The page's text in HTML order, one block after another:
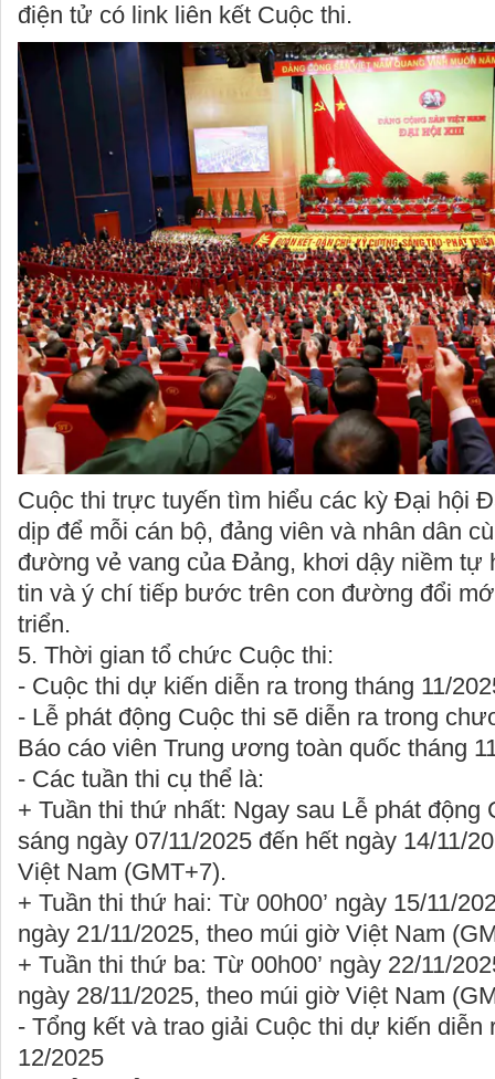
điện tử có link liên kết Cuộc thi.
Cuộc thi trực tuyến tìm hiểu các kỳ Đại hội
dịp để mỗi cán bộ, đảng viên và nhân dân
đường vẻ vang của Đảng, khơi dậy niềm tự
tin và ý chí tiếp bước trên con đường đổi
triển.
5. Thời gian tổ chức Cuộc thi:
- Cuộc thi dự kiến diễn ra trong tháng 11/
- Lễ phát động Cuộc thi sẽ diễn ra trong
Báo cáo viên Trung ương toàn quốc tháng
- Các tuần thi cụ thể là:
+ Tuần thi thứ nhất: Ngay sau Lễ phát động
sáng ngày 07/11/2025 đến hết ngày 14/11/
Việt Nam (GMT+7).
+ Tuần thi thứ hai: Từ 00h00’ ngày 15/11/
ngày 21/11/2025, theo múi giờ Việt Nam
+ Tuần thi thứ ba: Từ 00h00’ ngày 22/11/
ngày 28/11/2025, theo múi giờ Việt Nam
- Tổng kết và trao giải Cuộc thi dự kiến diễn
12/2025